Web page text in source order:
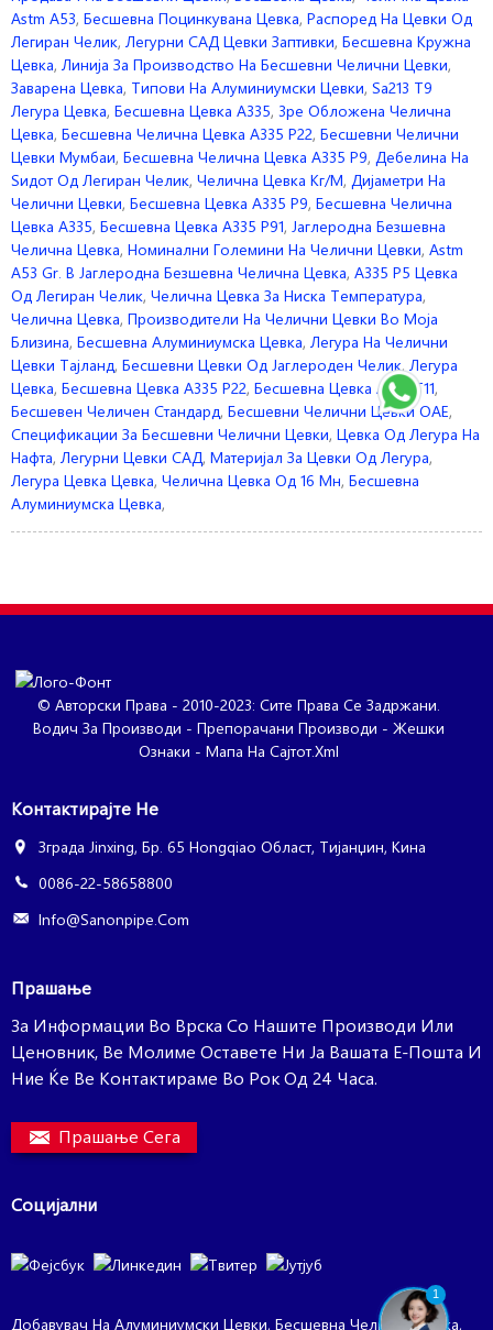
Astm A53, Бесшевна Поцинкувана Цевка, Распоред На Цевки Од
Легиран Челик, Легурни САД Цевки Заптивки, Бесшевна Кружна
Цевка, Линија За Производство На Бесшевни Челични Цевки,
Заварена Цевка, Типови На Алуминиумски Цевки, Sa213 T9
Легура Цевка, Бесшевна Цевка A335, 3pe Обложена Челична
Цевка, Бесшевна Челична Цевка A335 P22, Бесшевни Челични
Цевки Мумбаи, Бесшевна Челична Цевка A335 P9, Дебелина На
Ѕидот Од Легиран Челик, Челична Цевка Кг/м, Дијаметри На
Челични Цевки, Бесшевна Цевка A335 P9, Бесшевна Челична
Цевка A335, Бесшевна Цевка A335 P91, Јаглеродна Безшевна
Челична Цевка, Номинални Големини На Челични Цевки, Astm
A53 Gr. B Јаглеродна Безшевна Челична Цевка, A335 P5 Цевка
Од Легиран Челик, Челична Цевка За Ниска Температура,
Челична Цевка, Производители На Челични Цевки Во Моја
Близина, Бесшевна Алуминиумска Цевка, Легура На Челични
Цевки Тајланд, Бесшевни Цевки Од Јаглероден Челик, Легура
Цевка, Бесшевна Цевка A335 P22, Бесшевна Цевка A333 T11,
Бесшевен Челичен Стандард, Бесшевни Челични Цевки ОАЕ,
Спецификации За Бесшевни Челични Цевки, Цевка Од Легура На
Нафта, Легурни Цевки САД, Материјал За Цевки Од Легура,
Легура Цевка Цевка, Челична Цевка Од 16 Мн, Бесшевна
Алуминиумска Цевка,
© Авторски Права - 2010-2023: Сите Права Се Задржани.
Водич За Производи -Препорачани Производи -Жешки
Ознаки -Мапа На Сајтот.xml
Контактирајте Не
Зграда Jinxing, Бр. 65 Hongqiao Област, Тијанџин, Кина
0086-22-58658800
Info@sanonpipe.com
Прашање
За Информации Во Врска Со Нашите Производи Или
Ценовник, Ве Молиме Оставете Ни Ја Вашата Е-Пошта И
Ние Ќе Ве Контактираме Во Рок Од 24 Часа.
Прашање Сега
Социјални
Добавувач На Алуминиумски Цевки, Бесшевна Челична Цевка,
1